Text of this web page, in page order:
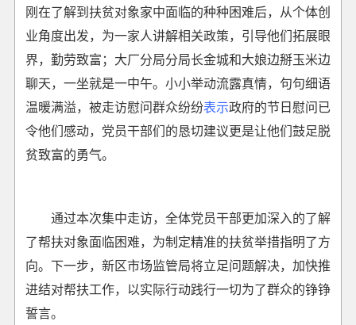
刚在了解到扶贫对象家中面临的种种困难后，从个体创
业角度出发，为一家人讲解相关政策，引导他们拓展眼
界，勤劳致富；大厂分局分局长金城和大娘边掰玉米边
聊天，一坐就是一中午。小小举动流露真情，句句细语
温暖满溢，被走访慰问群众纷纷表示政府的节日慰问已
令他们感动，党员干部们的恳切建议更是让他们鼓足脱
贫致富的勇气。
通过本次集中走访，全体党员干部更加深入的了解
了帮扶对象面临困难，为制定精准的扶贫举措指明了方
向。下一步，新区市场监管局将立足问题解决，加快推
进结对帮扶工作，以实际行动践行一切为了群众的铮铮
誓言。